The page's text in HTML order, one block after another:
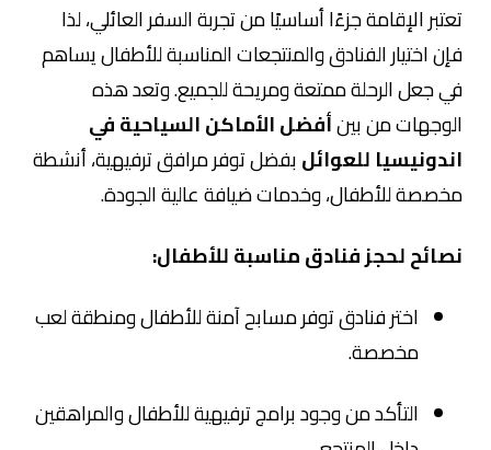
تعتبر الإقامة جزءًا أساسيًا من تجربة السفر العائلي، لذا
فإن اختيار الفنادق والمنتجعات المناسبة للأطفال يساهم
في جعل الرحلة ممتعة ومريحة للجميع. وتعد هذه
الوجهات من بينأفضل الأماكن السياحية في
اندونيسيا للعوائلبفضل توفر مرافق ترفيهية، أنشطة
مخصصة للأطفال، وخدمات ضيافة عالية الجودة.
نصائح لحجز فنادق مناسبة للأطفال:
اختر فنادق توفر مسابح آمنة للأطفال ومنطقة لعب
مخصصة.
التأكد من وجود برامج ترفيهية للأطفال والمراهقين